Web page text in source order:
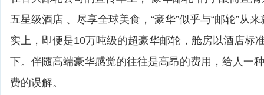
五星级酒店 、尽享全球美食，“豪华”似乎与“邮轮”从
实上，即便是10万吨级的超豪华邮轮，舱房以酒店标
下。伴随高端豪华感觉的往往是高昂的费用，给人一
费的误解。